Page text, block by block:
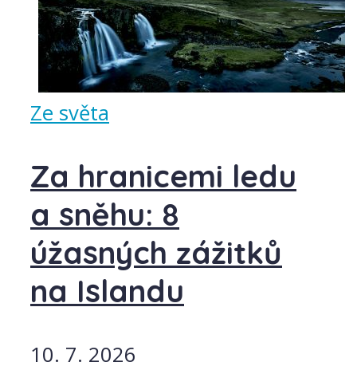
Ze světa
Za hranicemi ledu
a sněhu: 8
úžasných zážitků
na Islandu
10. 7. 2026